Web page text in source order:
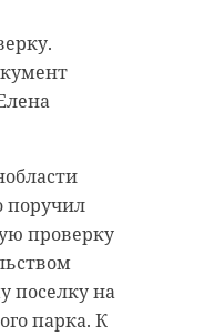
поручил
проверку
поселку на
парка. К